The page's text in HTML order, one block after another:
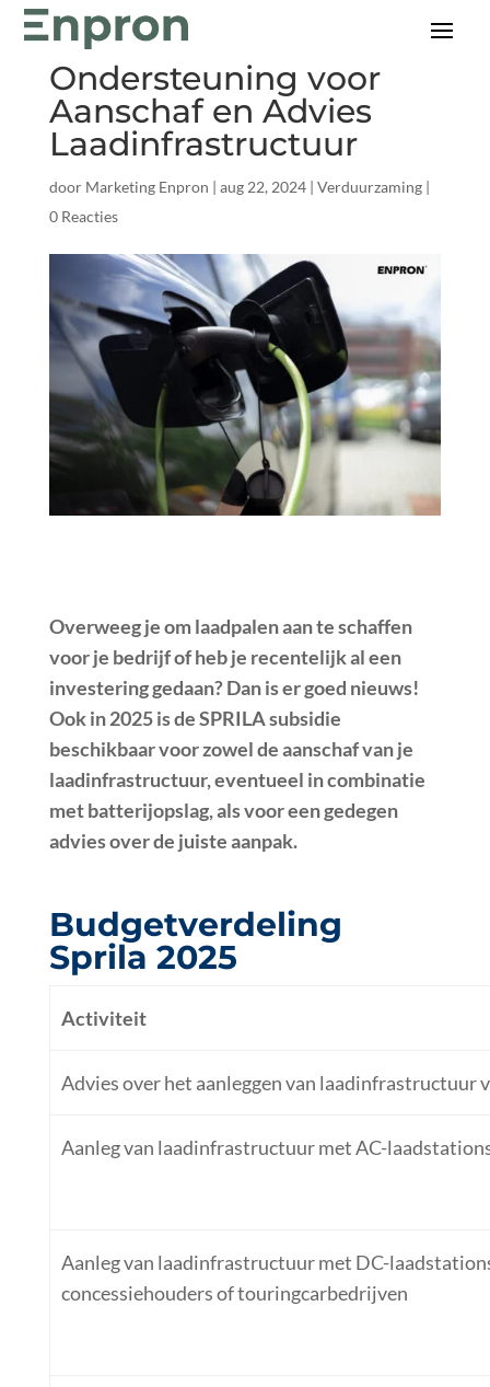
SPRILA-Subsidie:
Ondersteuning voor
Aanschaf en Advies
Laadinfrastructuur
door Marketing Enpron | aug 22, 2024| Verduurzaming|
0 Reacties
Overweeg je om laadpalen aan te schaffen
voor je bedrijf of heb je recentelijk al een
investering gedaan? Dan is er goed nieuws!
Ook in 2025 is de SPRILA subsidie
beschikbaar voor zowel de aanschaf van je
laadinfrastructuur, eventueel in combinatie
met batterijopslag, als voor een gedegen
advies over de juiste aanpak.
Budgetverdeling
Sprila 2025
Activiteit
Advies over het aanleggen van laadinfrastructuur
Aanleg van laadinfrastructuur met AC-
Aanleg van laadinfrastructuur met DC-
concessiehouders of touringcarbedrijven